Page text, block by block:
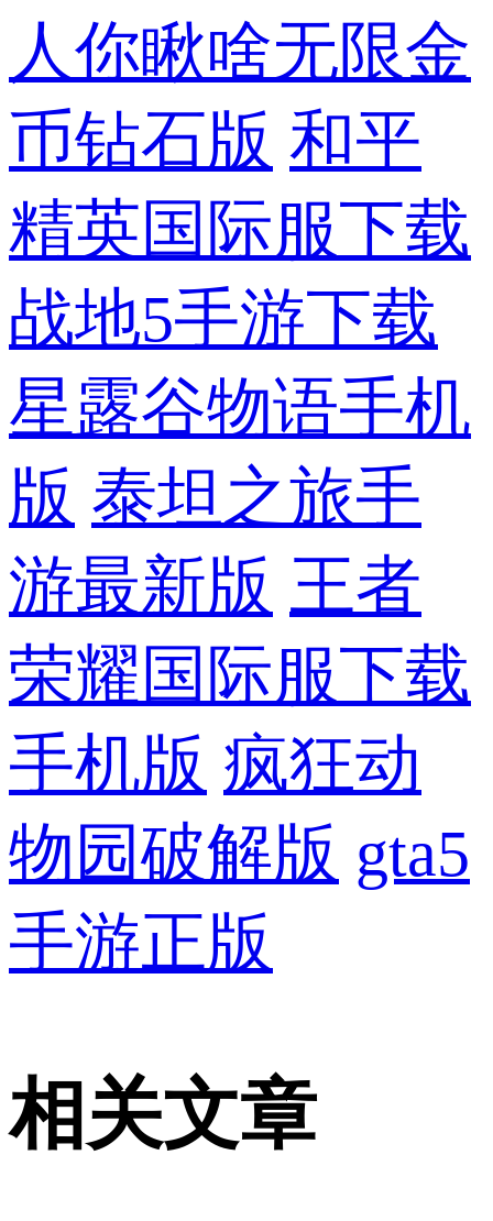
人你瞅啥无限金
币钻石版 和平
精英国际服下载
战地5手游下载
星露谷物语手机
版 泰坦之旅手
游最新版 王者
荣耀国际服下载
手机版 疯狂动
物园破解版 gta5
手游正版
相关文章